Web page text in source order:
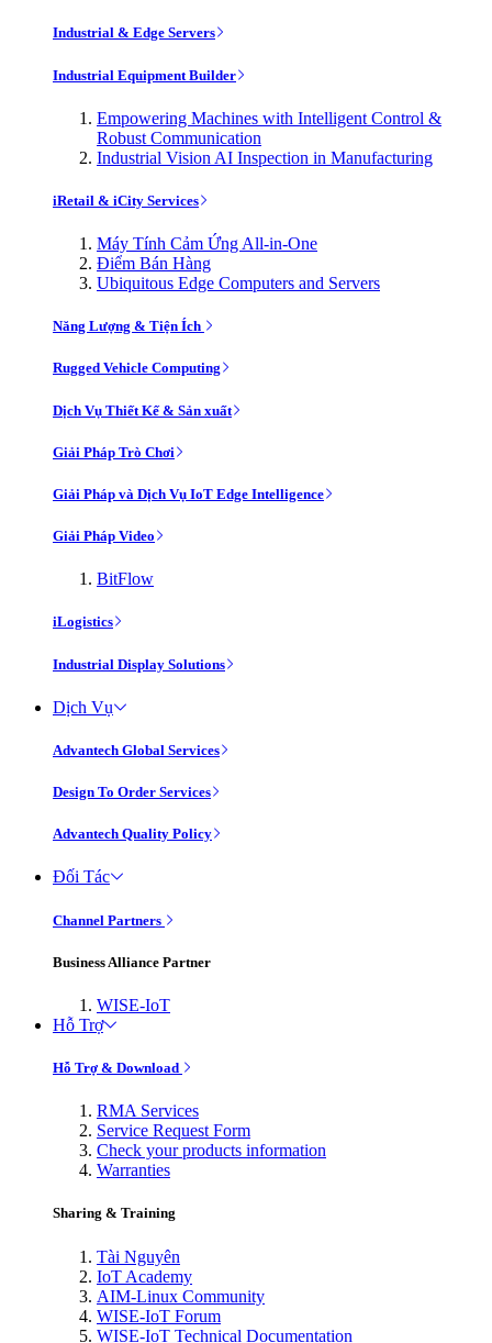
Industrial & Edge Servers
Industrial Equipment Builder
Empowering Machines with Intelligent Control &
Robust Communication
Industrial Vision AI Inspection in Manufacturing
iRetail & iCity Services
Máy Tính Cảm Ứng All-in-One
Điểm Bán Hàng
Ubiquitous Edge Computers and Servers
Năng Lượng & Tiện Ích
Rugged Vehicle Computing
Dịch Vụ Thiết Kế & Sản xuất
Giải Pháp Trò Chơi
Giải Pháp và Dịch Vụ IoT Edge Intelligence
Giải Pháp Video
BitFlow
iLogistics
Industrial Display Solutions
Dịch Vụ
Advantech Global Services
Design To Order Services
Advantech Quality Policy
Đối Tác
Channel Partners
Business Alliance Partner
WISE-IoT
Hỗ Trợ
Hỗ Trợ & Download
RMA Services
Service Request Form
Check your products information
Warranties
Sharing & Training
Tài Nguyên
IoT Academy
AIM-Linux Community
WISE-IoT Forum
WISE-IoT Technical Documentation